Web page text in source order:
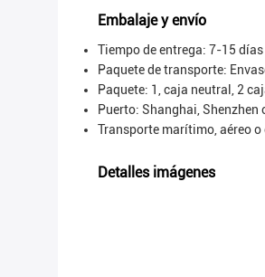
Embalaje y envío
Tiempo de entrega: 7-15
Paquete de transporte:
Paquete: 1, caja neutral, 2
Puerto: Shanghai, Shenzhen
Transporte marítimo, aéreo o
Detalles imágenes